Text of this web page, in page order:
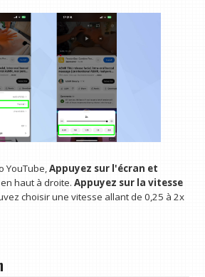
YouTube,Appuyez sur l'écran et
en haut à droite.Appuyez sur la vitesse
choisir une vitesse allant de 0,25 à 2x